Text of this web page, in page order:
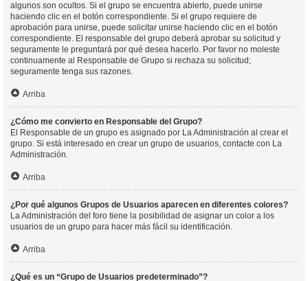
algunos son ocultos. Si el grupo se encuentra abierto, puede unirse
haciendo clic en el botón correspondiente. Si el grupo requiere de
aprobación para unirse, puede solicitar unirse haciendo clic en el botón
correspondiente. El responsable del grupo deberá aprobar su solicitud y
seguramente le preguntará por qué desea hacerlo. Por favor no moleste
continuamente al Responsable de Grupo si rechaza su solicitud;
seguramente tenga sus razones.
Arriba
¿Cómo me convierto en Responsable del Grupo?
El Responsable de un grupo es asignado por La Administración al crear el
grupo. Si está interesado en crear un grupo de usuarios, contacte con La
Administración.
Arriba
¿Por qué algunos Grupos de Usuarios aparecen en diferentes colores?
La Administración del foro tiene la posibilidad de asignar un color a los
usuarios de un grupo para hacer más fácil su identificación.
Arriba
¿Qué es un “Grupo de Usuarios predeterminado”?